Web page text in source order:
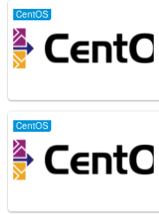
CentOS
CentOS